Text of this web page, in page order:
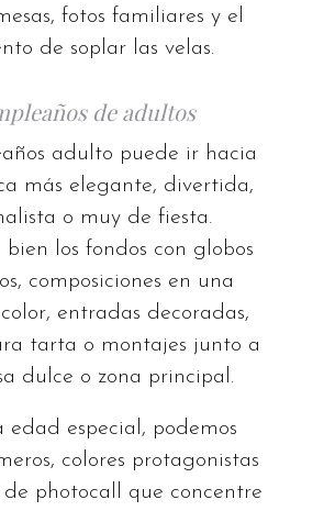
fotos familiares y el
de soplar las velas.
de adultos
adulto puede ir hacia
más elegante, divertida,
o muy de fiesta.
bien los fondos con globos
composiciones en una
entradas decoradas,
tarta o montajes junto a
dulce o zona principal.
edad especial, podemos
colores protagonistas
photocall que concentre